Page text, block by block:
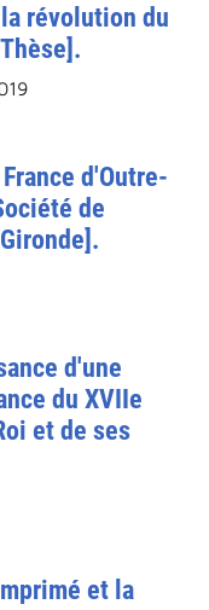
révolution du
d'Outre-
de
d'une
du XVIIe
et de ses
et la